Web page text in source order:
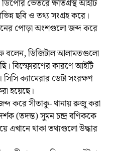
ভেতরে ক্ষতিগ্রস্থ আইটি
ছবি ও তথ্য সংগ্রহ করে।
পোড়া অংশগুলো জব্দ করে
বলেন, ডিজিটাল আলামতগুলো
বিস্ফোরণের কারণে আইটি
ক্যামেরার ডেটা সংরক্ষণ
হয়েছে।
করে সীতাকু- থানায় রুজু করা
(তদন্ত) সুমন চন্দ্র বণিককে
এখানে থাকা তথ্যগুলো উদ্ধার